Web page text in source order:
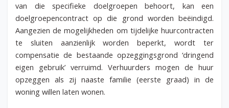
van die specifieke doelgroepen behoort, kan een
doelgroepencontract op die grond worden beëindigd.
Aangezien de mogelijkheden om tijdelijke huurcontracten
te sluiten aanzienlijk worden beperkt, wordt ter
compensatie de bestaande opzeggingsgrond ‘dringend
eigen gebruik’ verruimd. Verhuurders mogen de huur
opzeggen als zij naaste familie (eerste graad) in de
woning willen laten wonen.